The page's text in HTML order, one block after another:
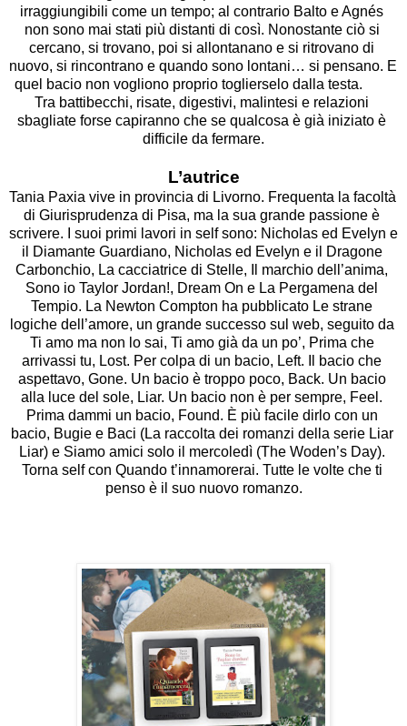
irraggiungibili come un tempo; al contrario Balto e Agnés
non sono mai stati più distanti di così. Nonostante ciò si
cercano, si trovano, poi si allontanano e si ritrovano di
nuovo, si rincontrano e quando sono lontani… si pensano. E
quel bacio non vogliono proprio toglierselo dalla testa.
Tra battibecchi, risate, digestivi, malintesi e relazioni
sbagliate forse capiranno che se qualcosa è già iniziato è
difficile da fermare.
L’autrice
Tania Paxia vive in provincia di Livorno. Frequenta la facoltà
di Giurisprudenza di Pisa, ma la sua grande passione è
scrivere. I suoi primi lavori in self sono: Nicholas ed Evelyn e
il Diamante Guardiano, Nicholas ed Evelyn e il Dragone
Carbonchio, La cacciatrice di Stelle, Il marchio dell’anima,
Sono io Taylor Jordan!, Dream On e La Pergamena del
Tempio. La Newton Compton ha pubblicato Le strane
logiche dell’amore, un grande successo sul web, seguito da
Ti amo ma non lo sai, Ti amo già da un po’, Prima che
arrivassi tu, Lost. Per colpa di un bacio, Left. Il bacio che
aspettavo, Gone. Un bacio è troppo poco, Back. Un bacio
alla luce del sole, Liar. Un bacio non è per sempre, Feel.
Prima dammi un bacio, Found. È più facile dirlo con un
bacio, Bugie e Baci (La raccolta dei romanzi della serie Liar
Liar) e Siamo amici solo il mercoledì (The Woden’s Day).
Torna self con Quando t’innamorerai. Tutte le volte che ti
penso è il suo nuovo romanzo.